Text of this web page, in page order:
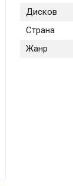
Дисков
Страна
Жанр